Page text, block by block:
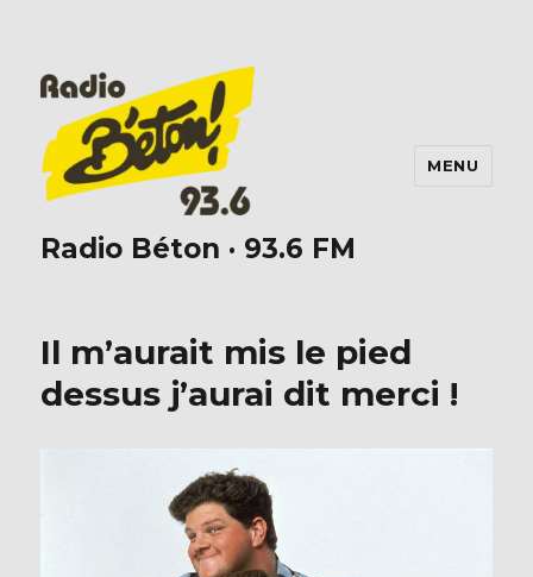
Radio Béton · 93.6 FM
MENU
Il m’aurait mis le pied
dessus j’aurai dit merci !